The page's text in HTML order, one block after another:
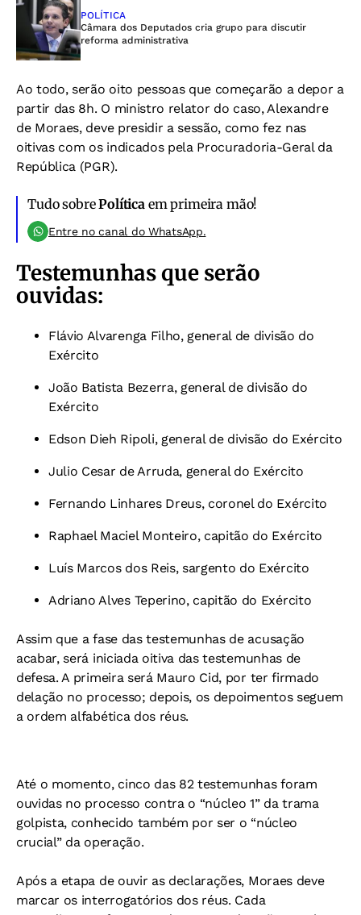
POLÍTICA
Câmara dos Deputados cria grupo para discutir
reforma administrativa
Ao todo, serão oito pessoas que começarão a depor a
partir das 8h. O ministro relator do caso, Alexandre
de Moraes, deve presidir a sessão, como fez nas
oitivas com os indicados pela Procuradoria-Geral da
República (PGR).
Tudo sobrePolíticaem primeira mão!
Entre no canal do WhatsApp.
Testemunhas que serão
ouvidas:
Flávio Alvarenga Filho, general de divisão do
Exército
João Batista Bezerra, general de divisão do
Exército
Edson Dieh Ripoli, general de divisão do Exército
Julio Cesar de Arruda, general do Exército
Fernando Linhares Dreus, coronel do Exército
Raphael Maciel Monteiro, capitão do Exército
Luís Marcos dos Reis, sargento do Exército
Adriano Alves Teperino, capitão do Exército
Assim que a fase das testemunhas de acusação
acabar, será iniciada oitiva das testemunhas de
defesa. A primeira será Mauro Cid, por ter firmado
delação no processo; depois, os depoimentos seguem
a ordem alfabética dos réus.
Até o momento, cinco das 82 testemunhas foram
ouvidas no processo contra o “núcleo 1” da trama
golpista, conhecido também por ser o “núcleo
crucial” da operação.
Após a etapa de ouvir as declarações, Moraes deve
marcar os interrogatórios dos réus. Cada